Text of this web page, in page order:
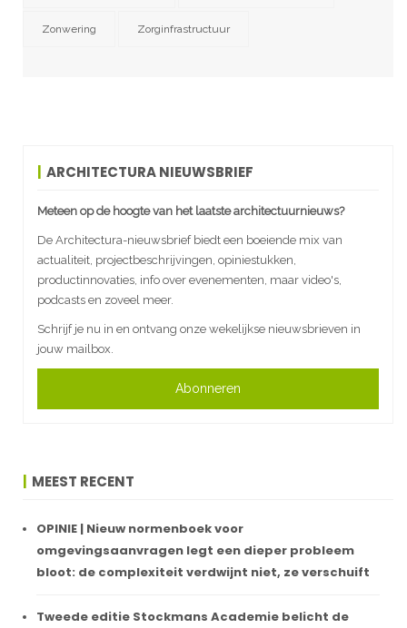
Zonwering Zorginfrastructuur
ARCHITECTURA NIEUWSBRIEF
Meteen op de hoogte van het laatste architectuurnieuws?
De Architectura-nieuwsbrief biedt een boeiende mix van
actualiteit, projectbeschrijvingen, opiniestukken,
productinnovaties, info over evenementen, maar video's,
podcasts en zoveel meer.
Schrijf je nu in en ontvang onze wekelijkse nieuwsbrieven in
jouw mailbox.
Abonneren
MEEST RECENT
OPINIE | Nieuw normenboek voor
omgevingsaanvragen legt een dieper probleem
bloot: de complexiteit verdwijnt niet, ze verschuift
Tweede editie Stockmans Academie belicht de